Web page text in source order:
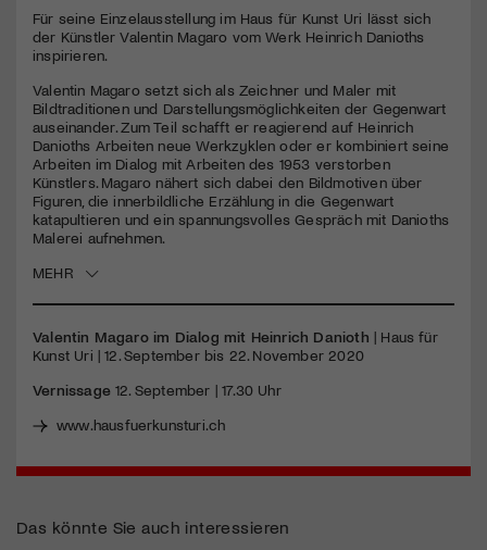
seconds
Für seine Einzelausstellung im Haus für Kunst Uri lässt sich
der Künstler Valentin Magaro vom Werk Heinrich Danioths
inspirieren.
Valentin Magaro setzt sich als Zeichner und Maler mit
Bildtraditionen und Darstellungsmöglichkeiten der Gegenwart
auseinander. Zum Teil schafft er reagierend auf Heinrich
Danioths Arbeiten neue Werkzyklen oder er kombiniert seine
Arbeiten im Dialog mit Arbeiten des 1953 verstorben
Künstlers. Magaro nähert sich dabei den Bildmotiven über
Figuren, die innerbildliche Erzählung in die Gegenwart
katapultieren und ein spannungsvolles Gespräch mit Danioths
Malerei aufnehmen.
MEHR
Valentin Magaro im Dialog mit Heinrich Danioth | Haus für
Kunst Uri | 12. September bis 22. November 2020
Vernissage12. September | 17.30 Uhr
www.hausfuerkunsturi.ch
Das könnte Sie auch interessieren
Jetzt Mitglied werden